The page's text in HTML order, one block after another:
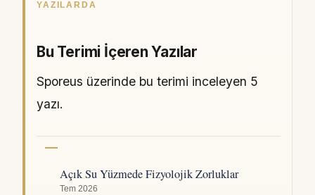
YAZILARDA
Bu Terimi İçeren Yazılar
Sporeus üzerinde bu terimi inceleyen 5
yazı.
Açık Su Yüzmede Fizyolojik Zorluklar
Tem 2026